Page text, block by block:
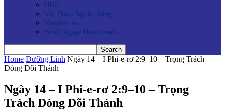
UUC
Văn Phẩm Nguồn Sống
Vietchristian
World Agape Devotionals
Home Dưỡng Linh Ngày 14 – I Phi-e-rơ 2:9–10 – Trọng Trách
Dòng Dõi Thánh
Ngày 14 – I Phi-e-rơ 2:9–10 – Trọng
Trách Dòng Dõi Thánh